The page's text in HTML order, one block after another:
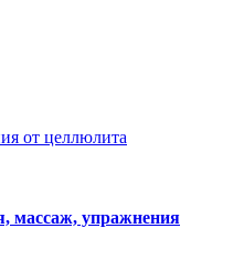
массаж, упражнения